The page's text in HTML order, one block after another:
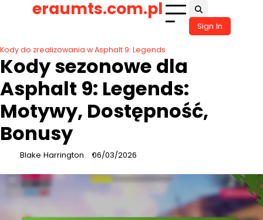
eraumts.com.pl
Sign In
Kody do zrealizowania w Asphalt 9: Legends
Kody sezonowe dla
Asphalt 9: Legends:
Motywy, Dostępność,
Bonusy
Blake Harrington 06/03/2026